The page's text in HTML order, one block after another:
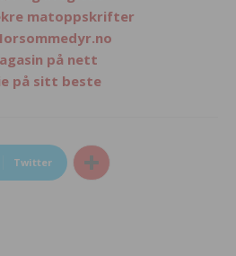
matoppskrifter
på nett
på sitt beste
Twitter